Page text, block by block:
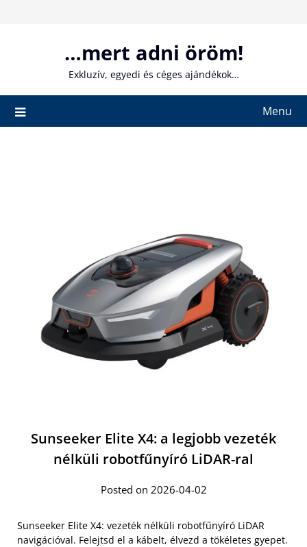
…mert adni öröm!
Exkluzív, egyedi és céges ajándékok…
Menu
Sunseeker Elite X4: a legjobb vezeték
nélküli robotfűnyíró LiDAR-ral
Posted on 2026-04-02
Sunseeker Elite X4: vezeték nélküli robotfűnyíró LiDAR
navigációval. Felejtsd el a kábelt, élvezd a tökéletes gyepet.